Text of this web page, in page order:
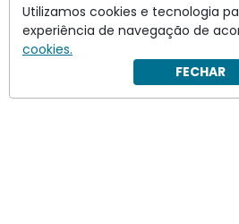
os impactos do ataque.
Utilizamos cookies e tecnologia
experiência de navegação de
cookies.
FECHAR